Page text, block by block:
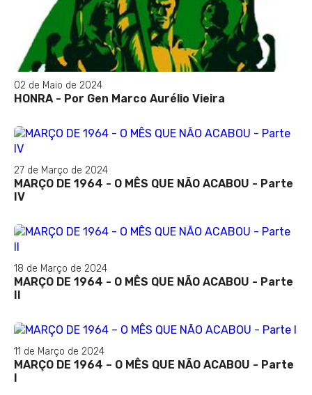
02 de Maio de 2024
HONRA - Por Gen Marco Aurélio Vieira
27 de Março de 2024
MARÇO DE 1964 - O MÊS QUE NÃO ACABOU - Parte
IV
18 de Março de 2024
MARÇO DE 1964 - O MÊS QUE NÃO ACABOU - Parte
11 de Março de 2024
MARÇO DE 1964 – O MÊS QUE NÃO ACABOU - Parte